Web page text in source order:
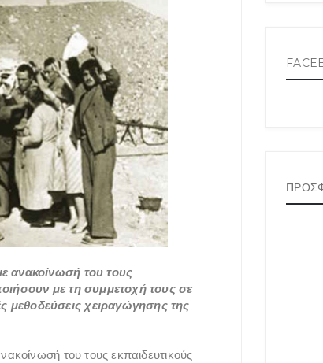
ανακοίνωσή του τους
με τη συμμετοχή τους σε
μεθοδεύσεις χειραγώγησης της
του τους εκπαιδευτικούς